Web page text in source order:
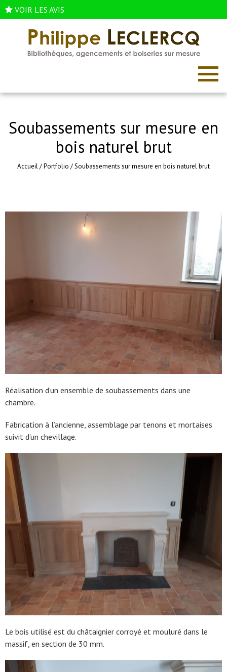
VOIR LES AVIS
Soubassements sur mesure en
bois naturel brut
Accueil/Portfolio /Soubassements sur mesure en bois naturel brut
Réalisation d’un ensemble de soubassements dans une
chambre.
Fabrication à l’ancienne, assemblage par tenons et mortaises
suivit d’un chevillage.
Le bois utilisé est du châtaignier corroyé et mouluré dans le
massif, en section de 30 mm.